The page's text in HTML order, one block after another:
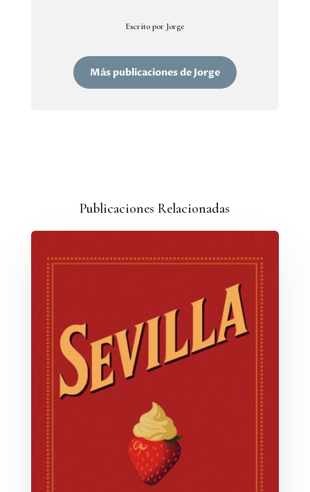
Escrito por Jorge
Más publicaciones de Jorge
Publicaciones Relacionadas